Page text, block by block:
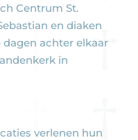
Centrum St.
en diaken
dagen achter elkaar
in
verlenen hun